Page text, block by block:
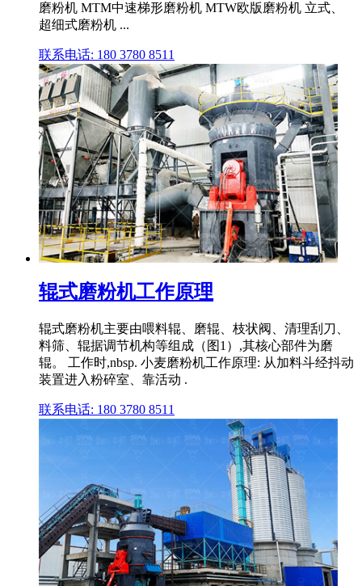
磨粉机 MTM中速梯形磨粉机 MTW欧版磨粉机 立式、
超细式磨粉机 ...
联系电话: 180 3780 8511
辊式磨粉机工作原理
辊式磨粉机主要由喂料辊、磨辊、枝状阀、清理刮刀、
料筛、辊据调节机构等组成（图1）,其核心部件为磨
辊。 工作时,nbsp. 小麦磨粉机工作原理: 从加料斗经抖动
装置进入粉碎室、靠活动 .
联系电话: 180 3780 8511